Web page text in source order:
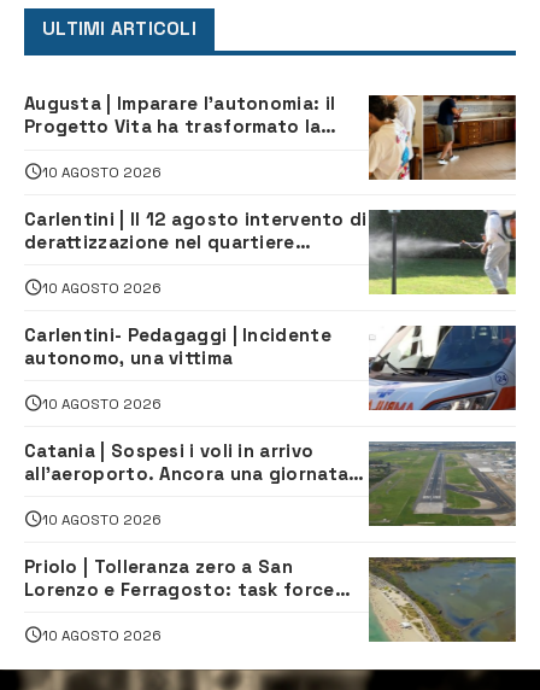
ULTIMI ARTICOLI
Augusta | Imparare l’autonomia: il
Progetto Vita ha trasformato la
indipendenza
10 AGOSTO 2026
Carlentini | Il 12 agosto intervento di
derattizzazione nel quartiere
10 AGOSTO 2026
Carlentini- Pedagaggi | Incidente
autonomo, una vittima
10 AGOSTO 2026
Catania | Sospesi i voli in arrivo
all’aeroporto. Ancora una giornata
10 AGOSTO 2026
Priolo | Tolleranza zero a San
Lorenzo e Ferragosto: task force
navette gratuite
10 AGOSTO 2026